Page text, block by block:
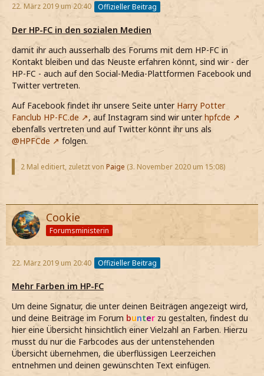
22. März 2019 um 20:40 Offizieller Beitrag
Der HP-FC in den sozialen Medien
damit ihr auch ausserhalb des Forums mit dem HP-FC in
Kontakt bleiben und das Neuste erfahren könnt, sind wir - der
HP-FC - auch auf den Social-Media-Plattformen Facebook und
Twitter vertreten.
Auf Facebook findet ihr unsere Seite unter Harry Potter
Fanclub HP-FC.de
, auf Instagram sind wir unterhpfcde
ebenfalls vertreten und auf Twitter könnt ihr uns als
@HPFCde
folgen.
2 Mal editiert, zuletzt von Paige (3. November 2020 um 15:08)
Cookie
Forumsministerin
22. März 2019 um 20:40 Offizieller Beitrag
Mehr Farben im HP-FC
Um deine Signatur, die unter deinen Beiträgen angezeigt wird,
und deine Beiträge im Forum bunter zu gestalten, findest du
hier eine Übersicht hinsichtlich einer Vielzahl an Farben. Hierzu
musst du nur die Farbcodes aus der untenstehenden
Übersicht übernehmen, die überflüssigen Leerzeichen
entnehmen und deinen gewünschten Text einfügen.